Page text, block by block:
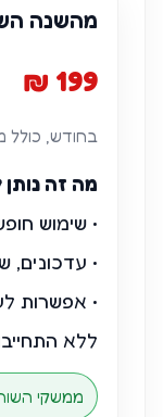
מהשנה
199 ₪
בחודש, כולל מע״מ (168
מה זה נותן
• שימוש
• עדכונים,
• אפשרות
ללא
ממשקי